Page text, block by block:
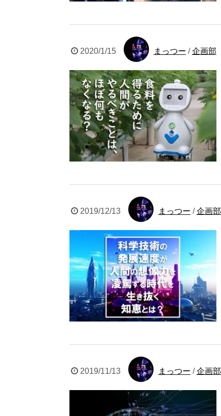
2020/1/15 まっつー /企画部
2019/12/13 まっつー /企画部
2019/11/13 まっつー /企画部